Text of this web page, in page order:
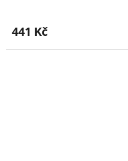
441 Kč